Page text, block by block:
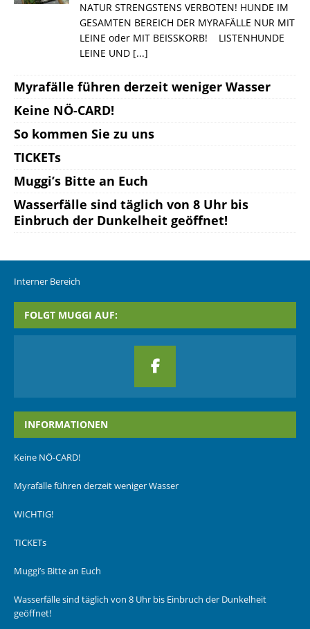
NATUR STRENGSTENS VERBOTEN! HUNDE IM
GESAMTEN BEREICH DER MYRAFÄLLE NUR MIT
LEINE oder MIT BEISSKORB! LISTENHUNDE
LEINE UND [...]
Myrafälle führen derzeit weniger Wasser
Keine NÖ-CARD!
So kommen Sie zu uns
TICKETs
Muggi’s Bitte an Euch
Wasserfälle sind täglich von 8 Uhr bis
Einbruch der Dunkelheit geöffnet!
Interner Bereich
FOLGT MUGGI AUF:
INFORMATIONEN
Keine NÖ-CARD!
Myrafälle führen derzeit weniger Wasser
WICHTIG!
TICKETs
Muggi’s Bitte an Euch
Wasserfälle sind täglich von 8 Uhr bis Einbruch der Dunkelheit
geöffnet!